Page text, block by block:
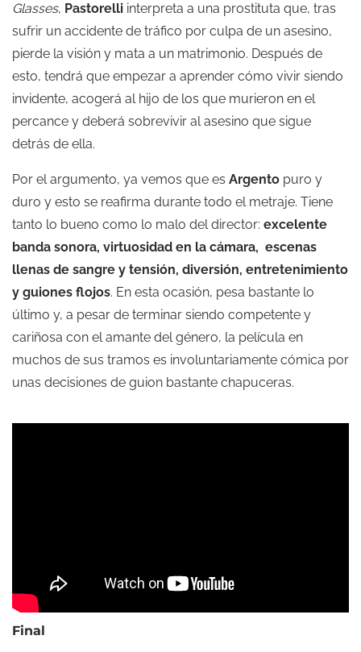
Glasses, Pastorelli interpreta a una prostituta que, tras
sufrir un accidente de tráfico por culpa de un asesino,
pierde la visión y mata a un matrimonio. Después de
esto, tendrá que empezar a aprender cómo vivir siendo
invidente, acogerá al hijo de los que murieron en el
percance y deberá sobrevivir al asesino que sigue
detrás de ella.
Por el argumento, ya vemos que es Argento puro y
duro y esto se reafirma durante todo el metraje. Tiene
tanto lo bueno como lo malo del director: excelente
banda sonora, virtuosidad en la cámara, escenas
llenas de sangre y tensión, diversión, entretenimiento
y guiones flojos. En esta ocasión, pesa bastante lo
último y, a pesar de terminar siendo competente y
cariñosa con el amante del género, la película en
muchos de sus tramos es involuntariamente cómica por
unas decisiones de guion bastante chapuceras.
Final